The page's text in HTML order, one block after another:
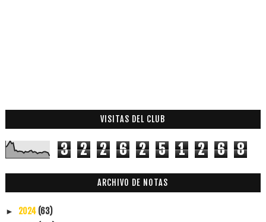
VISITAS DEL CLUB
3 2 2 6 2 5 1 2 6 8
ARCHIVO DE NOTAS
► 2024 (63)